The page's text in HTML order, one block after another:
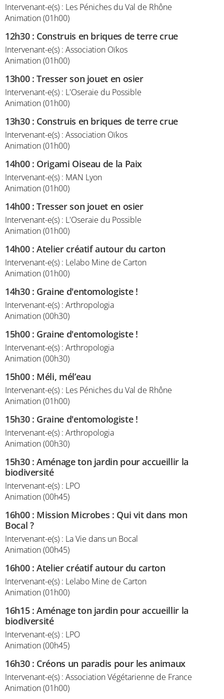
Intervenant-e(s) : Les Péniches du Val de Rhône
Animation (01h00)
12h30: Construis en briques de terre crue
Intervenant-e(s) : Association Oïkos
Animation (01h00)
13h00:Tresser son jouet en osier
Intervenant-e(s) : L'Oseraie du Possible
Animation (01h00)
13h30: Construis en briques de terre crue
Intervenant-e(s) : Association Oïkos
Animation (01h00)
14h00: Origami Oiseau de la Paix
Intervenant-e(s) : MAN Lyon
Animation (01h00)
14h00:Tresser son jouet en osier
Intervenant-e(s) : L'Oseraie du Possible
Animation (01h00)
14h00:Atelier créatif autour du carton
Intervenant-e(s) : Lelabo Mine de Carton
Animation (01h00)
14h30: Graine d'entomologiste !
Intervenant-e(s) : Arthropologia
Animation (00h30)
15h00: Graine d'entomologiste !
Intervenant-e(s) : Arthropologia
Animation (00h30)
15h00: Méli, mél’eau
Intervenant-e(s) : Les Péniches du Val de Rhône
Animation (01h00)
15h30: Graine d'entomologiste !
Intervenant-e(s) : Arthropologia
Animation (00h30)
15h30:Aménage ton jardin pour accueillir la
biodiversité
Intervenant-e(s) : LPO
Animation (00h45)
16h00: Mission Microbes : Qui vit dans mon
Bocal ?
Intervenant-e(s) : La Vie dans un Bocal
Animation (00h45)
16h00:Atelier créatif autour du carton
Intervenant-e(s) : Lelabo Mine de Carton
Animation (01h00)
16h15:Aménage ton jardin pour accueillir la
biodiversité
Intervenant-e(s) : LPO
Animation (00h45)
16h30: Créons un paradis pour les animaux
Intervenant-e(s) : Association Végétarienne de France
Animation (01h00)